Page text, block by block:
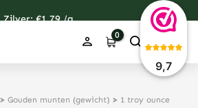
9,7
120,60
Zilver: €1,79/g
49,00
38,48
> Gouden munten (gewicht) > 1 troy ounce